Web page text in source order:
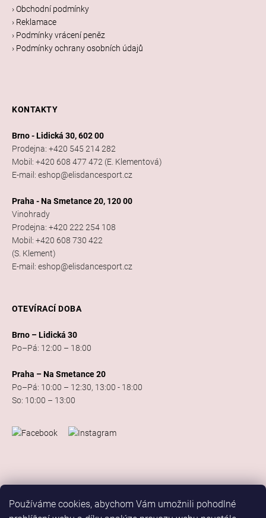
Používáme cookies, abychom Vám umožnili pohodlné
› Obchodní podmínky
› Reklamace
› Podmínky vrácení peněz
› Podmínky ochrany osobních údajů
KONTAKTY
Brno - Lidická 30, 602 00
Prodejna: +420 545 214 282
Mobil: +420 608 477 472 (E. Klementová)
E-mail: eshop@elisdancesport.cz
Praha - Na Smetance 20, 120 00
Vinohrady
Prodejna: +420 222 254 108
Mobil: +420 608 730 422
(S. Klement)
E-mail: eshop@elisdancesport.cz
OTEVÍRACÍ DOBA
Brno – Lidická 30
Po–Pá: 12:00 – 18:00
Praha – Na Smetance 20
Po–Pá: 10:00 – 12:30, 13:00 - 18:00
So: 10:00 – 13:00